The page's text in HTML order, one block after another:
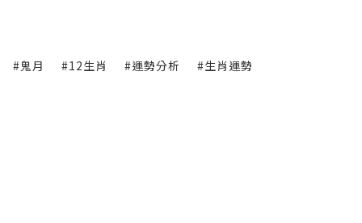
#鬼月 #12生肖 #運勢分析 #生肖運勢